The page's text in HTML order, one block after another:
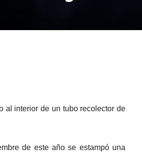
al interior de un tubo recolector de
de este año se estampó una